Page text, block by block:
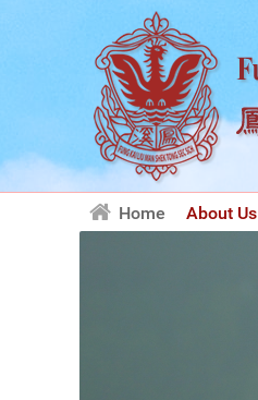
Home About Us